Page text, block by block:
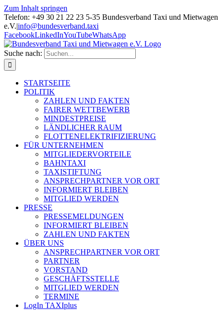
Zum Inhalt springen
Telefon: +49 30 21 22 23 5-35 Bundesverband Taxi und Mietwagen
e.V.|info@bundesverband.taxi
FacebookLinkedInYouTubeWhatsApp
Suche nach:
STARTSEITE
POLITIK
ZAHLEN UND FAKTEN
FAIRER WETTBEWERB
MINDESTPREISE
LÄNDLICHER RAUM
FLOTTENELEKTRIFIZIERUNG
FÜR UNTERNEHMEN
MITGLIEDERVORTEILE
BAHNTAXI
TAXISTIFTUNG
ANSPRECHPARTNER VOR ORT
INFORMIERT BLEIBEN
MITGLIED WERDEN
PRESSE
PRESSEMELDUNGEN
INFORMIERT BLEIBEN
ZAHLEN UND FAKTEN
ÜBER UNS
ANSPRECHPARTNER VOR ORT
PARTNER
VORSTAND
GESCHÄFTSSTELLE
MITGLIED WERDEN
TERMINE
LogIn TAXIplus